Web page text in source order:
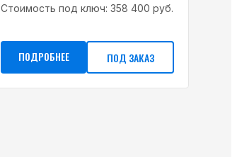
Стоимость под ключ: 358 400 руб.
ПОДРОБНЕЕ ПОД ЗАКАЗ